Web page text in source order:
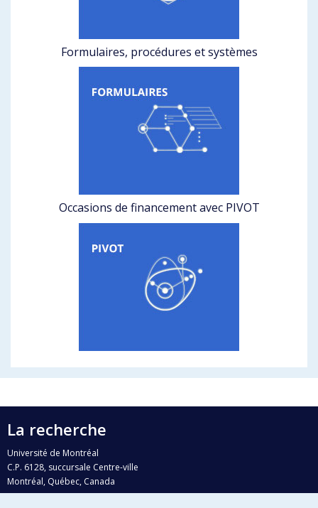
Formulaires, procédures et systèmes
Occasions de financement avec PIVOT
La recherche
Université de Montréal
C.P. 6128, succursale Centre-ville
Montréal, Québec, Canada
H3C 3J7